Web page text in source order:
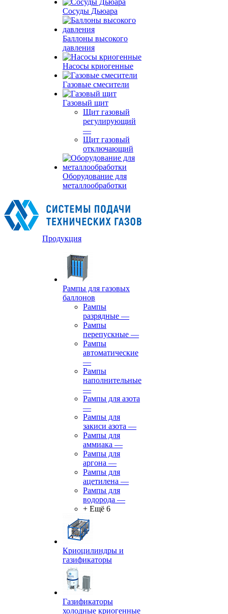
Сосуды Дьюара
Баллоны высокого
давления
Насосы криогенные
Газовые смесители
Газовый щит
Щит газовый
регулирующий
—
Щит газовый
отключающий
Оборудование для
металлообработки
Продукция
Рампы для газовых
баллонов
Рампы
разрядные —
Рампы
перепускные —
Рампы
автоматические
—
Рампы
наполнительные
—
Рампы для азота
—
Рампы для
закиси азота —
Рампы для
аммиака —
Рампы для
аргона —
Рампы для
ацетилена —
Рампы для
водорода —
+ Ещё 6
Криоцилиндры и
газификаторы
Газификаторы
холодные криогенные